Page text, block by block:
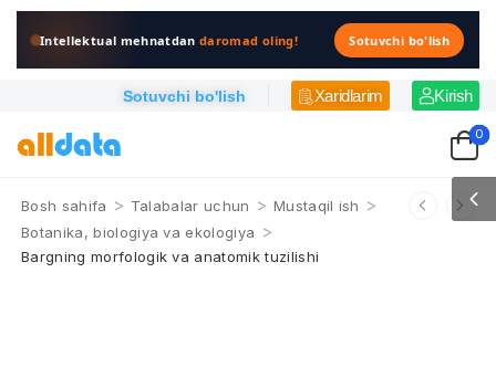
Intellektual mehnatdandaromad oling! Sotuvchi bo'lish
Sotuvchi bo'lish Xaridlarim Kirish
0
Bosh sahifa > Talabalar uchun > Mustaqil ish >
Botanika, biologiya va ekologiya >
Bargning morfologik va anatomik tuzilishi